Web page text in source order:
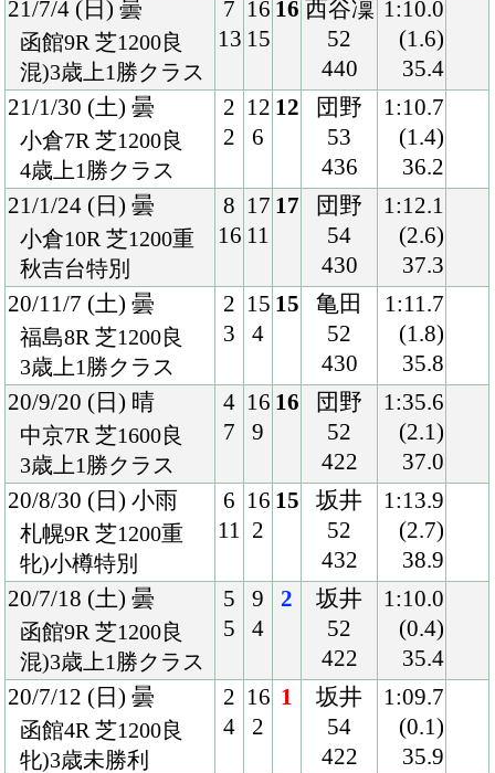
20/11/7 (土) 曇
福島8R 芝1200良
3歳上1勝クラス
3
亀田
52
1:11.7
20/9/20 (日) 晴
中京7R 芝1600良
3歳上1勝クラス
4 1616
団野
52
422
1:35.6
(2.1)
20/8/30 (日) 小雨
札幌9R 芝1200重
牝)小樽特別
6
11
16
432
38.9
20/7/18 (土) 曇
函館9R 芝1200良
混)3歳上1勝クラス
5
9
4
坂井
52
20/7/12 (日) 曇
函館4R 芝1200良
牝)3歳未勝利
坂井
54
422
1:09.7
(0.1)
20/5/23 (土) 晴
京都3R 芝1400良
3歳未勝利
5
10 2
54
424
(1.9)
36.6
19/9/14 (土) 晴
阪神3R 芝1600良
2歳未勝利
2
2
9
福永
412
35.5
19/6/30 (日) 曇
中京1R 芝1400重
混)2歳未勝利
2
2 2
福永
54
1:22.9
19/6/8 (土) 曇
阪神5R 芝1200稍
混)2歳新馬
3
8
4
福永
54
398
1:12.9
(0.4)
PageTop
Back
クラブ紹介 入会案内 所属馬情報 お問合せ
著作権 個人情報保護方針 ファンド勧誘方針